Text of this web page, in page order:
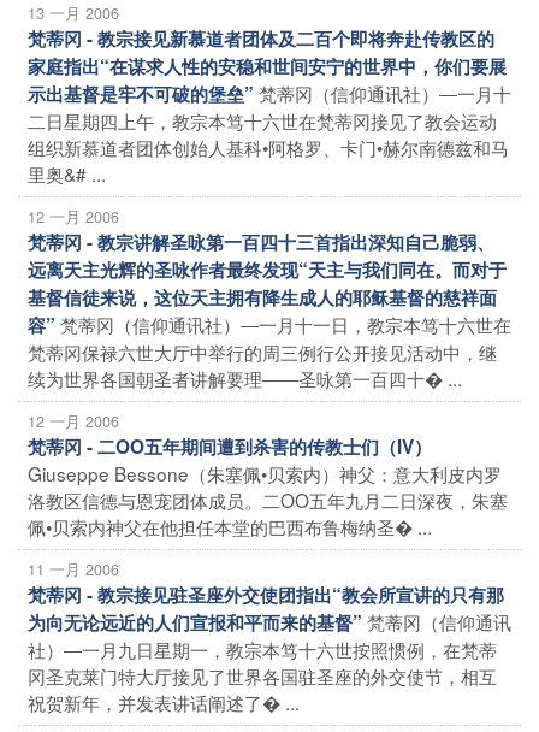
13 一月 2006
梵蒂冈 - 教宗接见新慕道者团体及二百个即将奔赴传教区的
家庭指出“在谋求人性的安稳和世间安宁的世界中，你们要展
示出基督是牢不可破的堡垒” 梵蒂冈（信仰通讯社）―一月十
二日星期四上午，教宗本笃十六世在梵蒂冈接见了教会运动
组织新慕道者团体创始人基科•阿格罗、卡门•赫尔南德兹和马
里奥&# ...
12 一月 2006
梵蒂冈 - 教宗讲解圣咏第一百四十三首指出深知自己脆弱、
远离天主光辉的圣咏作者最终发现“天主与我们同在。而对于
基督信徒来说，这位天主拥有降生成人的耶稣基督的慈祥面
容” 梵蒂冈（信仰通讯社）―一月十一日，教宗本笃十六世在
梵蒂冈保禄六世大厅中举行的周三例行公开接见活动中，继
续为世界各国朝圣者讲解要理――圣咏第一百四十� ...
12 一月 2006
梵蒂冈 - 二OO五年期间遭到杀害的传教士们（IV）
Giuseppe Bessone（朱塞佩•贝索内）神父：意大利皮内罗
洛教区信德与恩宠团体成员。二OO五年九月二日深夜，朱塞
佩•贝索内神父在他担任本堂的巴西布鲁梅纳圣� ...
11 一月 2006
梵蒂冈 - 教宗接见驻圣座外交使团指出“教会所宣讲的只有那
为向无论远近的人们宣报和平而来的基督” 梵蒂冈（信仰通讯
社）―一月九日星期一，教宗本笃十六世按照惯例，在梵蒂
冈圣克莱门特大厅接见了世界各国驻圣座的外交使节，相互
祝贺新年，并发表讲话阐述了� ...